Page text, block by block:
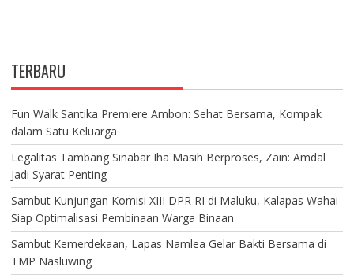
TERBARU
Fun Walk Santika Premiere Ambon: Sehat Bersama, Kompak
dalam Satu Keluarga
Legalitas Tambang Sinabar Iha Masih Berproses, Zain: Amdal
Jadi Syarat Penting
Sambut Kunjungan Komisi XIII DPR RI di Maluku, Kalapas Wahai
Siap Optimalisasi Pembinaan Warga Binaan
Sambut Kemerdekaan, Lapas Namlea Gelar Bakti Bersama di
TMP Nasluwing